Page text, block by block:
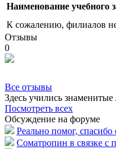
Наименование учебного
К сожалению, филиалов
Отзывы
0
Все отзывы
Здесь учились
Посмотреть всех
Обсуждение на форуме
Реально помог, спасибо
Соматропин в связке с